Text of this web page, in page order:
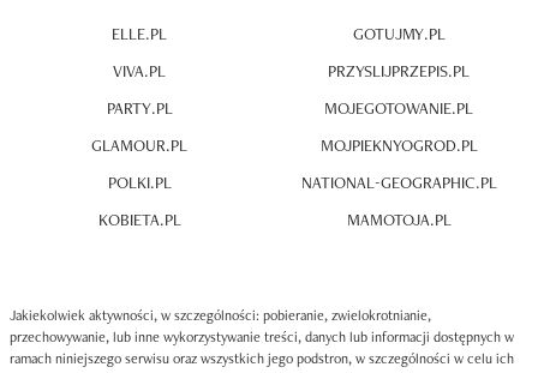
ELLE.PL
VIVA.PL
PARTY.PL
GLAMOUR.PL
POLKI.PL
KOBIETA.PL
GOTUJMY.PL
PRZYSLIJPRZEPIS.PL
MOJEGOTOWANIE.PL
MOJPIEKNYOGROD.PL
NATIONAL-GEOGRAPHIC.PL
MAMOTOJA.PL
Jakiekolwiek aktywności, w szczególności: pobieranie, zwielokrotnianie,
przechowywanie, lub inne wykorzystywanie treści, danych lub informacji dostępnych w
ramach niniejszego serwisu oraz wszystkich jego podstron, w szczególności w celu ich